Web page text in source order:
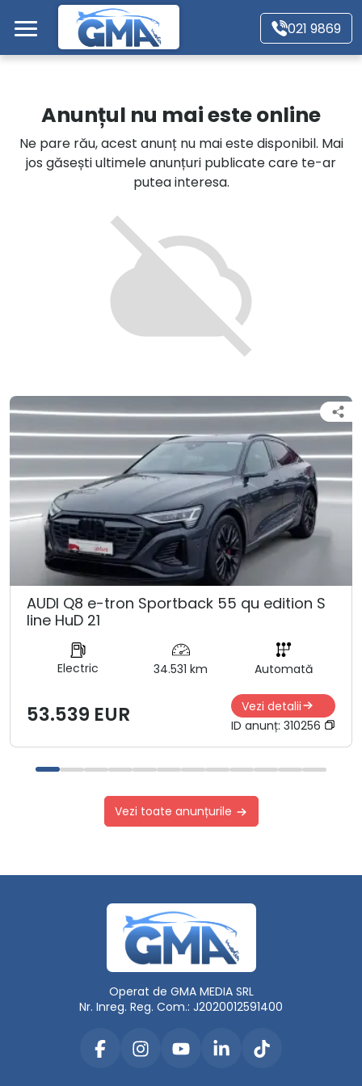
Mergi direct la conținutul principal
021 9869
Autoturisme
Motociclete
Autoutilitare
Alte tipuri vehicule
Anunțul nu mai este online
Ne pare rău, acest anunț nu mai este disponibil. Mai
jos găsești ultimele anunțuri publicate care te-ar
putea interesa.
AUDI Q8 e-tron Sportback 55 qu edition S
line HuD 21
Electric 34.531 km Automată
53.539 EUR
Vezi detalii
ID anunț: 310256
Vezi toate anunțurile
Operat de GMA MEDIA SRL
Nr. Inreg. Reg. Com.: J2020012591400